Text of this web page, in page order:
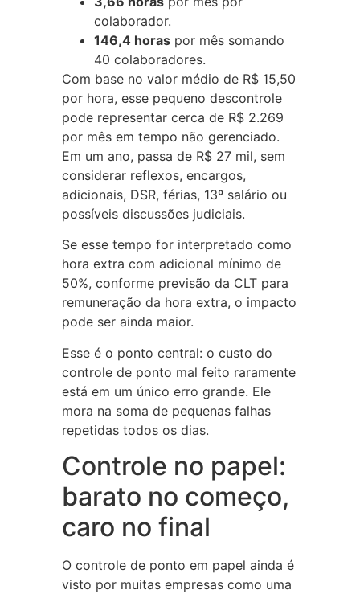
colaborador.
146,4 horaspor mês somando
40 colaboradores.
Com base no valor médio de R$ 15,50
por hora, esse pequeno descontrole
pode representar cerca de R$ 2.269
por mês em tempo não gerenciado.
Em um ano, passa de R$ 27 mil, sem
considerar reflexos, encargos,
adicionais, DSR, férias, 13º salário ou
possíveis discussões judiciais.
Se esse tempo for interpretado como
hora extra com adicional mínimo de
50%, conforme previsão da CLT para
remuneração da hora extra, o impacto
pode ser ainda maior.
Esse é o ponto central: o custo do
controle de ponto mal feito raramente
está em um único erro grande. Ele
mora na soma de pequenas falhas
repetidas todos os dias.
Controle no papel:
barato no começo,
caro no final
O controle de ponto em papel ainda é
visto por muitas empresas como uma